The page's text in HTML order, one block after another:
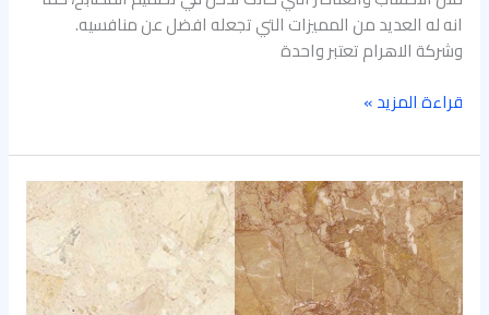
انه له العديد من المميزات التي تجعله افضل عن منافسيه.
وشركة الاهرام تعتبر واحدة
قراءة المزيد »
الفرق
بين
الرخام
الطبيعي
والصناعي